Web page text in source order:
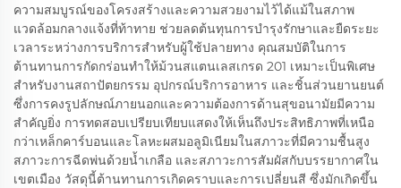
ความสมบูรณ์ของโครงสร้างและความสวยงามไว้ได้แม้ในสภาพ
แวดล้อมกลางแจ้งที่ท้าทาย ช่วยลดต้นทุนการบำรุงรักษาและยืดระยะ
เวลาระหว่างการบริการสำหรับผู้ใช้ปลายทาง คุณสมบัติในการ
ต้านทานการกัดกร่อนทำให้ม้วนสแตนเลสเกรด 201 เหมาะเป็นพิเศษ
สำหรับงานสถาปัตยกรรม อุปกรณ์บริการอาหาร และชิ้นส่วนยานยนต์
ซึ่งการคงรูปลักษณ์ภายนอกและความต้องการด้านสุขอนามัยมีความ
สำคัญยิ่ง การทดสอบเปรียบเทียบแสดงให้เห็นถึงประสิทธิภาพที่เหนือ
กว่าเหล็กคาร์บอนและโลหะผสมอลูมิเนียมในสภาวะที่มีความชื้นสูง
สภาวะการฉีดพ่นด้วยน้ำเกลือ และสภาวะการสัมผัสกับบรรยากาศใน
เขตเมือง วัสดุนี้ต้านทานการเกิดคราบและการเปลี่ยนสี ซึ่งมักเกิดขึ้น